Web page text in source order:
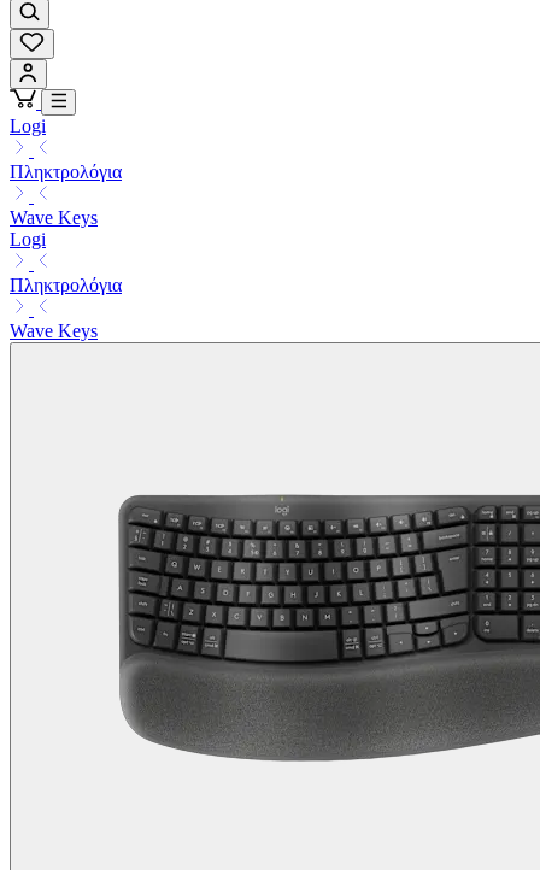
Logi
Πληκτρολόγια
Wave Keys
Logi
Πληκτρολόγια
Wave Keys